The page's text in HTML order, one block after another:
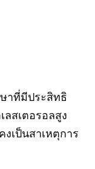
าที่มีประสิทธิ
สเตอรอลสูง
เป็นสาเหตุการ